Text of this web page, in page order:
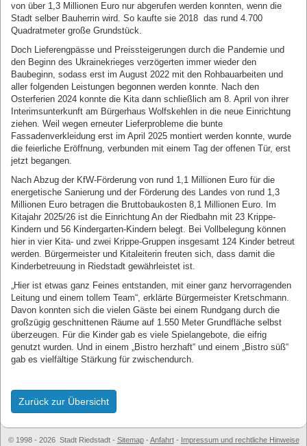
von über 1,3 Millionen Euro nur abgerufen werden konnten, wenn die
Stadt selber Bauherrin wird. So kaufte sie 2018 das rund 4.700
Quadratmeter große Grundstück.
Doch Lieferengpässe und Preissteigerungen durch die Pandemie und
den Beginn des Ukrainekrieges verzögerten immer wieder den
Baubeginn, sodass erst im August 2022 mit den Rohbauarbeiten und
aller folgenden Leistungen begonnen werden konnte. Nach den
Osterferien 2024 konnte die Kita dann schließlich am 8. April von ihrer
Interimsunterkunft am Bürgerhaus Wolfskehlen in die neue Einrichtung
ziehen. Weil wegen erneuter Lieferprobleme die bunte
Fassadenverkleidung erst im April 2025 montiert werden konnte, wurde
die feierliche Eröffnung, verbunden mit einem Tag der offenen Tür, erst
jetzt begangen.
Nach Abzug der KfW-Förderung von rund 1,1 Millionen Euro für die
energetische Sanierung und der Förderung des Landes von rund 1,3
Millionen Euro betragen die Bruttobaukosten 8,1 Millionen Euro. Im
Kitajahr 2025/26 ist die Einrichtung An der Riedbahn mit 23 Krippe-
Kindern und 56 Kindergarten-Kindern belegt. Bei Vollbelegung können
hier in vier Kita- und zwei Krippe-Gruppen insgesamt 124 Kinder betreut
werden. Bürgermeister und Kitaleiterin freuten sich, dass damit die
Kinderbetreuung in Riedstadt gewährleistet ist.
„Hier ist etwas ganz Feines entstanden, mit einer ganz hervorragenden
Leitung und einem tollem Team“, erklärte Bürgermeister Kretschmann.
Davon konnten sich die vielen Gäste bei einem Rundgang durch die
großzügig geschnittenen Räume auf 1.550 Meter Grundfläche selbst
überzeugen. Für die Kinder gab es viele Spielangebote, die eifrig
genutzt wurden. Und in einem „Bistro herzhaft“ und einem „Bistro süß“
gab es vielfältige Stärkung für zwischendurch.
Zurück zur Übersicht
© 1998 - 2026 Stadt Riedstadt - Sitemap- Anfahrt- Impressum und rechtliche Hinweise